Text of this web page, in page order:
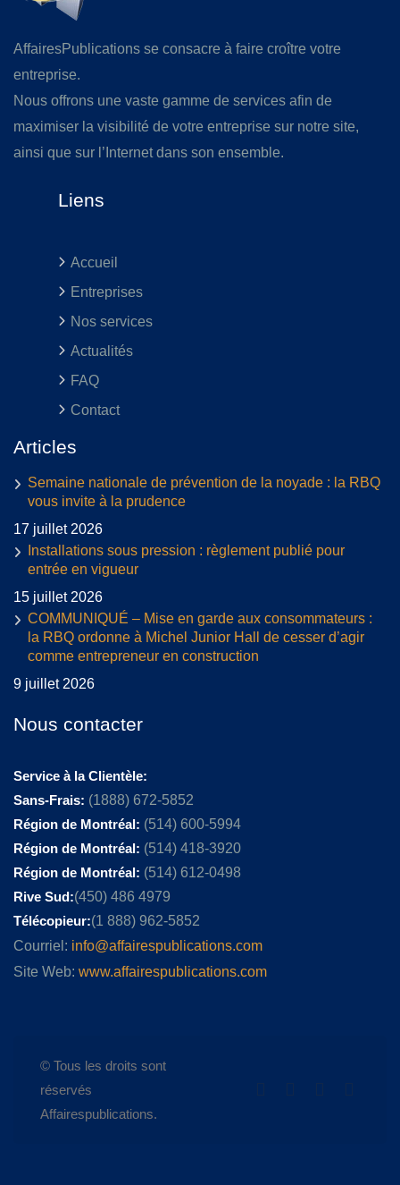
AffairesPublications se consacre à faire croître votre
entreprise.
Nous offrons une vaste gamme de services afin de
maximiser la visibilité de votre entreprise sur notre site,
ainsi que sur l’Internet dans son ensemble.
Liens
Accueil
Entreprises
Nos services
Actualités
FAQ
Contact
Articles
Semaine nationale de prévention de la noyade : la RBQ
vous invite à la prudence
17 juillet 2026
Installations sous pression : règlement publié pour
entrée en vigueur
15 juillet 2026
COMMUNIQUÉ – Mise en garde aux consommateurs :
la RBQ ordonne à Michel Junior Hall de cesser d’agir
comme entrepreneur en construction
9 juillet 2026
Nous contacter
Service à la Clientèle:
Sans-Frais: (1888) 672-5852
Région de Montréal: (514) 600-5994
Région de Montréal: (514) 418-3920
Région de Montréal: (514) 612-0498
Rive Sud:(450) 486 4979
Télécopieur:(1 888) 962-5852
Courriel: info@affairespublications.com
Site Web: www.affairespublications.com
© Tous les droits sont
réservés
Affairespublications.